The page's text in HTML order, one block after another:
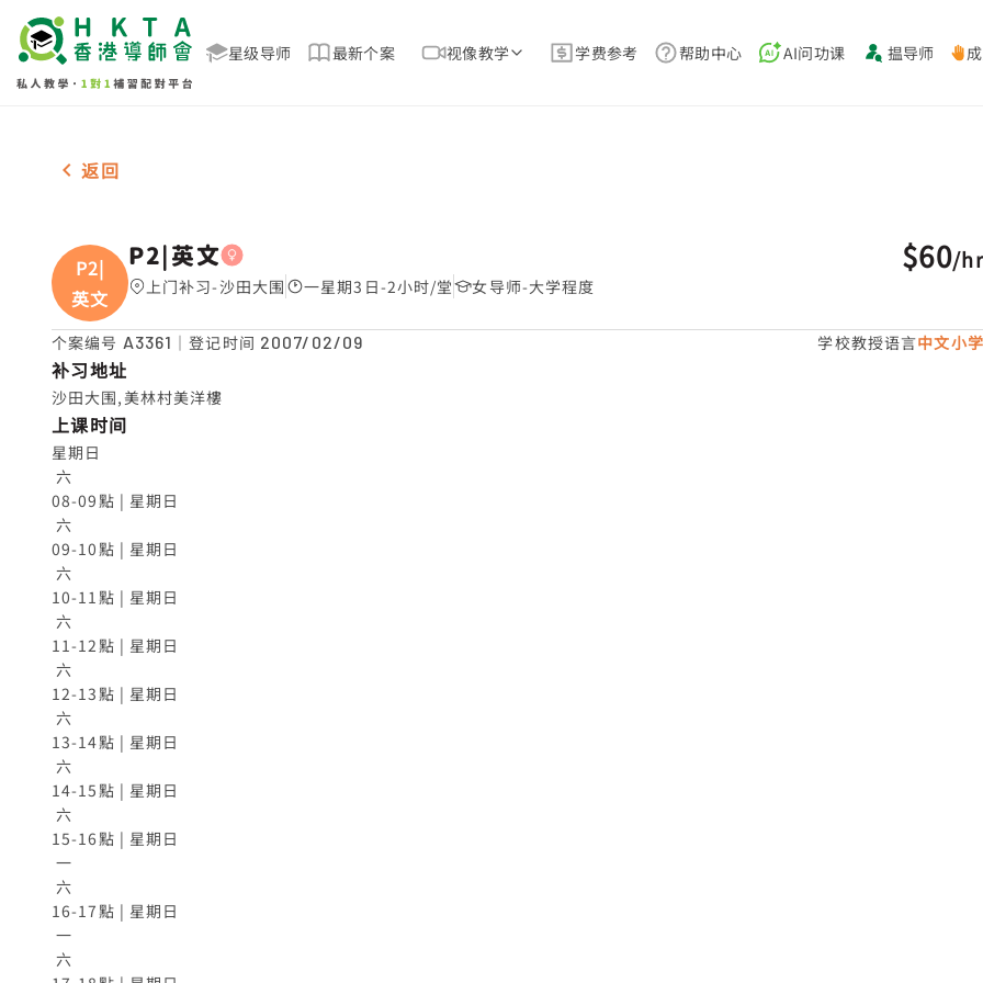
星级导师 最新个案 视像教学 学费参考 帮助中心 AI问功课 揾导师
女-1名 P2|英文，沙田大围 补习推介
返回
P2|
英文
P2|英文
上门补习-沙田大围 一星期3日-2小时/堂 女导师-大学程度
$60/hr
个案编号 A3361 ｜登记时间 2007/02/09 学校教授语言中文小学
补习地址
沙田大围,美林村美洋樓
上课时间
星期日
六
08-09點 | 星期日
六
09-10點 | 星期日
六
10-11點 | 星期日
六
11-12點 | 星期日
六
12-13點 | 星期日
六
13-14點 | 星期日
六
14-15點 | 星期日
六
15-16點 | 星期日
一
六
16-17點 | 星期日
一
六